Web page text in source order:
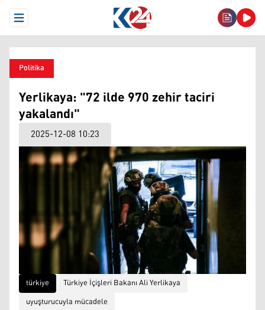
Open Menu
Politika
Yerlikaya: "72 ilde 970 zehir taciri
yakalandı"
2025-12-08 10:23
türkiye
Türkiye İçişleri Bakanı Ali Yerlikaya
uyuşturucuyla mücadele